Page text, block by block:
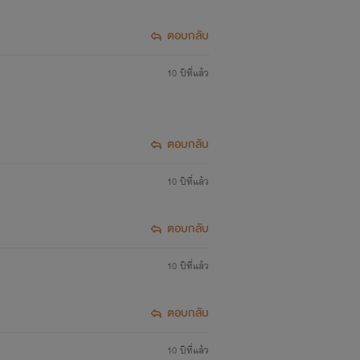
ตอบกลับ
10 ปีที่แล้ว
ตอบกลับ
10 ปีที่แล้ว
ตอบกลับ
10 ปีที่แล้ว
ตอบกลับ
10 ปีที่แล้ว